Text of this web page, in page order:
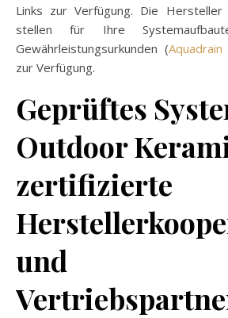
Links zur Verfügung. Die
stellen für Ihre
Gewährleistungsurkunden (Aquadrain
zur Verfügung.
Geprüftes
Outdoor
zertifizierte
und